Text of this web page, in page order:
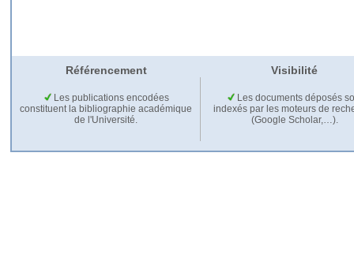
Référencement Visibilité
Les publications encodées
constituent la bibliographie académique
de l'Université.
Les documents déposés
indexés par les moteurs de
(Google Scholar,…).